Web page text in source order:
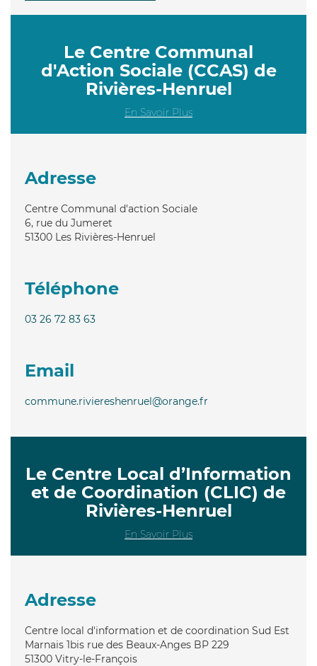
Le Centre Communal
d'Action Sociale (CCAS) de
Rivières-Henruel
En Savoir Plus
Adresse
Centre Communal d'action Sociale
6, rue du Jumeret
51300 Les Rivières-Henruel
Téléphone
03 26 72 83 63
Email
commune.riviereshenruel@orange.fr
Le Centre Local d’Information
et de Coordination (CLIC) de
Rivières-Henruel
En Savoir Plus
Adresse
Centre local d'information et de coordination Sud Est
Marnais 1bis rue des Beaux-Anges BP 229
51300 Vitry-le-François